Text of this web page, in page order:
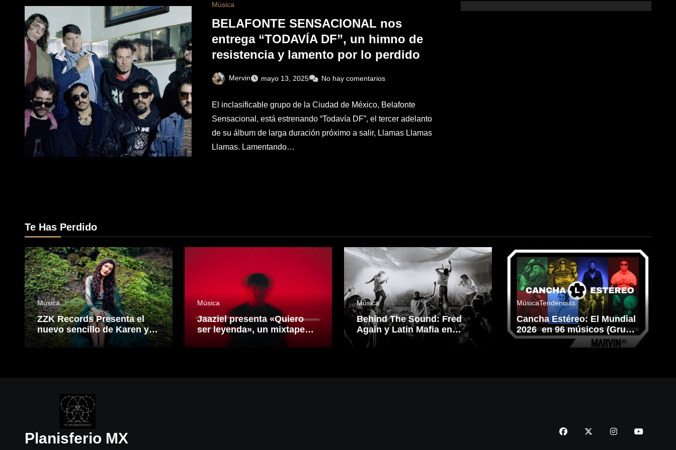
Música
BELAFONTE SENSACIONAL nos
entrega “TODAVÍA DF”, un himno de
resistencia y lamento por lo perdido
Mervin mayo 13, 2025 No hay comentarios
El inclasificable grupo de la Ciudad de México, Belafonte
Sensacional, está estrenando “Todavía DF”, el tercer adelanto
de su álbum de larga duración próximo a salir, Llamas Llamas
Llamas. Lamentando…
Te Has Perdido
Música
ZZK Records Presenta el
nuevo sencillo de Karen y
Los Remedios: “Ninfa”.
Música
Jaaziel presenta «Quiero
ser leyenda», un mixtape
que fusiona reggaetón y
electrónica desde una
Música
Behind The Sound: Fred
Again y Latin Mafia en
CDMX.
MúsicaTendencias
Cancha Estéreo: El Mundial
2026 en 96 músicos (Grupo
L)
Planisferio MX